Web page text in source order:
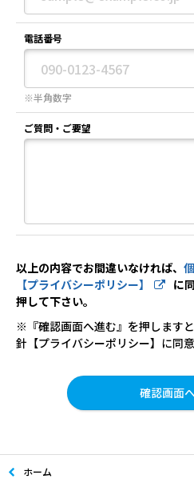
電話番号
※半角数字
ご質問・ご要望
以上の内容でお間違いなければ、
【プライバシーポリシー】
に
押して下さい。
※『確認画面へ進む』を押します
針【プライバシーポリシー】に同
ホーム